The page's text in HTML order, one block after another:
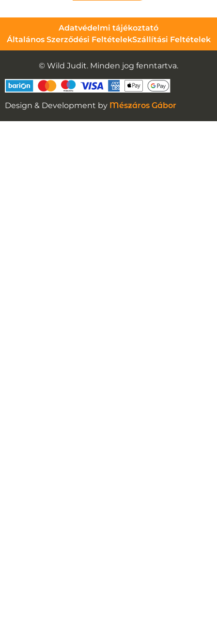
Adatvédelmi tájékoztató
Általános Szerződési FeltételekSzállítási Feltételek
© Wild Judit. Minden jog fenntartva.
Design & Development by Mészáros Gábor